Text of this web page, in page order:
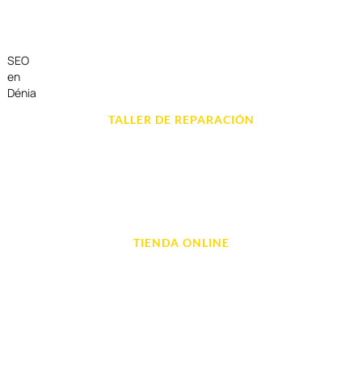
SEO
en
Dénia
TALLER DE REPARACIÓN
TIENDA ONLINE